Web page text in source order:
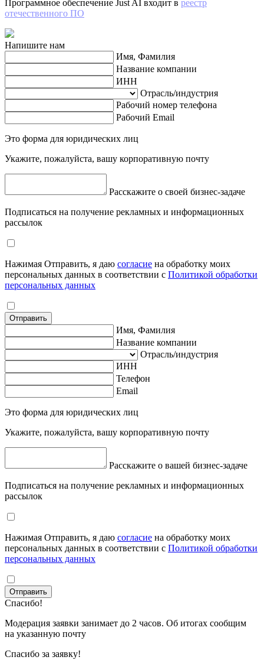
Программное обеспечение Just AI входит в реестр
отечественного ПО
Напишите нам
Имя, Фамилия
Название компании
ИНН
Отрасль/индустрия
Рабочий номер телефона
Рабочий Email
Это форма для юридических лиц
Укажите, пожалуйста, вашу корпоративную почту
Расскажите о своей бизнес-задаче
Подписаться на получение рекламных и информационных
рассылок
Нажимая Отправить, я даю согласие на обработку моих
персональных данных в соответствии с Политикой обработки
персональных данных
Отправить
Имя, Фамилия
Название компании
Отрасль/индустрия
ИНН
Телефон
Email
Это форма для юридических лиц
Укажите, пожалуйста, вашу корпоративную почту
Расскажите о вашей бизнес-задаче
Подписаться на получение рекламных и информационных
рассылок
Нажимая Отправить, я даю согласие на обработку моих
персональных данных в соответствии с Политикой обработки
персональных данных
Отправить
Спасибо!
Модерация заявки занимает до 2 часов. Об итогах сообщим
на указанную почту
Спасибо за заявку!